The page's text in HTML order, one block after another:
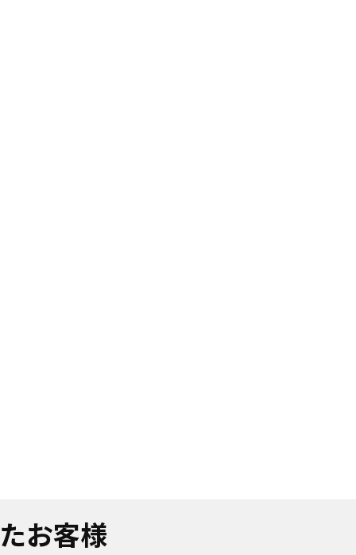
お客様